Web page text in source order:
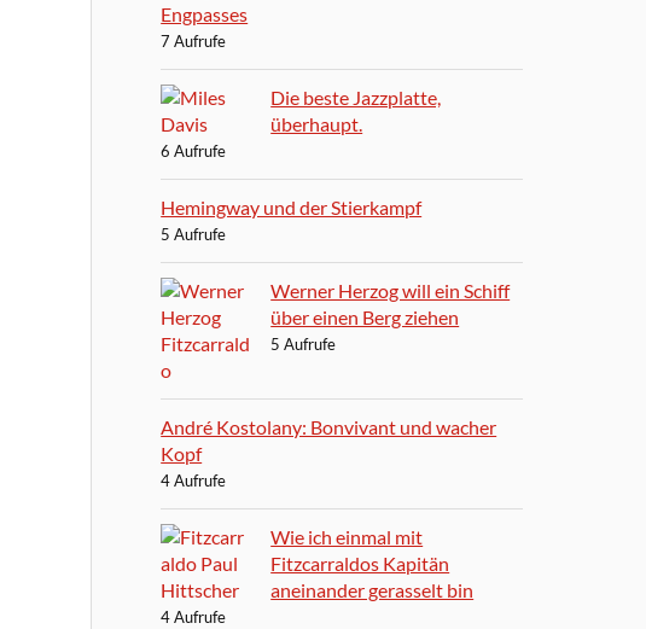
Engpasses
7 Aufrufe
Die beste Jazzplatte,
überhaupt.
6 Aufrufe
Hemingway und der Stierkampf
5 Aufrufe
Werner Herzog will ein Schiff
über einen Berg ziehen
5 Aufrufe
André Kostolany: Bonvivant und wacher
Kopf
4 Aufrufe
Wie ich einmal mit
Fitzcarraldos Kapitän
aneinander gerasselt bin
4 Aufrufe